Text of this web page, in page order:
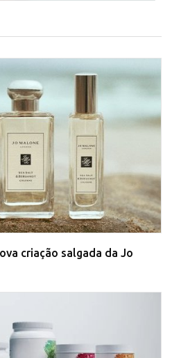
criação salgada da Jo